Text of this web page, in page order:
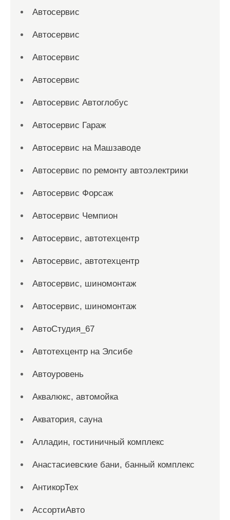
Автосервис
Автосервис
Автосервис
Автосервис
Автосервис Автоглобус
Автосервис Гараж
Автосервис на Машзаводе
Автосервис по ремонту автоэлектрики
Автосервис Форсаж
Автосервис Чемпион
Автосервис, автотехцентр
Автосервис, автотехцентр
Автосервис, шиномонтаж
Автосервис, шиномонтаж
АвтоСтудия_67
Автотехцентр на Элсибе
Автоуровень
Аквалюкс, автомойка
Акватория, сауна
Алладин, гостиничный комплекс
Анастасиевские бани, банный комплекс
АнтикорТех
АссортиАвто